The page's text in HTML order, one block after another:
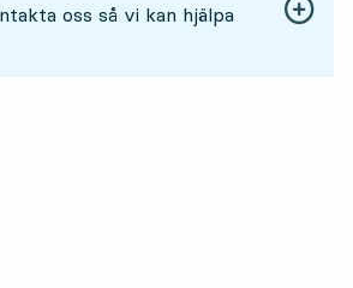
oss så vi kan hjälpa